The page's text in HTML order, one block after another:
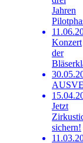
Jahren
Konzert
der
Jetzt
sichern!